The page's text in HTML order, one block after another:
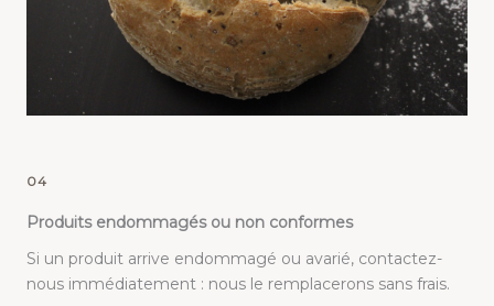
04
Produits endommagés ou non conformes
Si un produit arrive endommagé ou avarié, contactez-
nous immédiatement : nous le remplacerons sans frais.